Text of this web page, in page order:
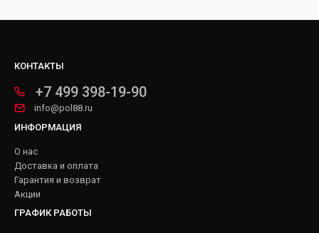
КОНТАКТЫ
+7 499 398-19-90
info@pol88.ru
ИНФОРМАЦИЯ
О нас
Доставка и оплата
Гарантия и возврат
Акции
ГРАФИК РАБОТЫ